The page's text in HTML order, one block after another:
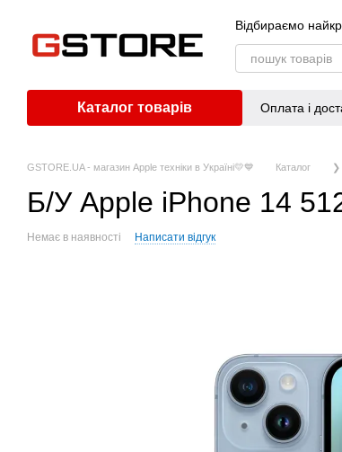
Відбираємо
Каталог товарів Оплата і
GSTORE.UA - магазин Apple техніки в Україні💛💙 Каталог ❯
Б/У Apple iPhone 14
Немає в наявності Написати відгук